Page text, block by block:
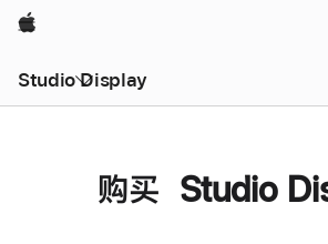
Apple
Studio Display
购买 Studio